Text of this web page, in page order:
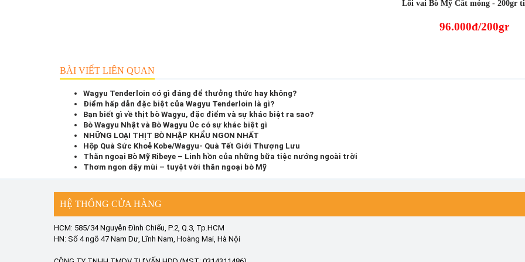
Lõi vai Bò Mỹ Cắt mỏng - 200gr
96.000đ/200gr
BÀI VIẾT LIÊN QUAN
Wagyu Tenderloin có gì đáng để thưởng thức hay không?
Điểm hấp dẫn đặc biệt của Wagyu Tenderloin là gì?
Bạn biết gì về thịt bò Wagyu, đặc điểm và sự khác biệt ra sao?
Bò Wagyu Nhật và Bò Wagyu Úc có sự khác biệt gì
NHỮNG LOẠI THỊT BÒ NHẬP KHẨU NGON NHẤT
Hộp Quà Sức Khoẻ Kobe/Wagyu- Quà Tết Giới Thượng Lưu
Thăn ngoại Bò Mỹ Ribeye – Linh hồn của những bữa tiệc nướng ngoài trời
Thơm ngon dậy mùi – tuyệt vời thăn ngoại bò Mỹ
HỆ THỐNG CỬA HÀNG
HCM: 585/34 Nguyễn Đình Chiểu, P.2, Q.3, Tp.HCM
HN: Số 4 ngõ 47 Nam Dư, Lĩnh Nam, Hoàng Mai, Hà Nội